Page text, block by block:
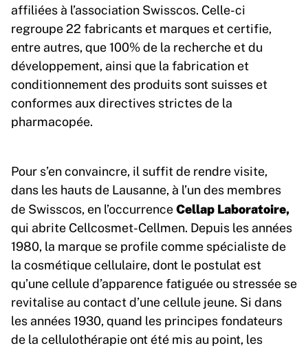
affiliées à l’association Swisscos. Celle-ci
regroupe 22 fabricants et marques et certifie,
entre autres, que 100% de la recherche et du
développement, ainsi que la fabrication et
conditionnement des produits sont suisses et
conformes aux directives strictes de la
pharmacopée.
Pour s’en convaincre, il suffit de rendre visite,
dans les hauts de Lausanne, à l’un des membres
de Swisscos, en l’occurrenceCellap Laboratoire,
qui abrite Cellcosmet-Cellmen. Depuis les années
1980, la marque se profile comme spécialiste de
la cosmétique cellulaire, dont le postulat est
qu’une cellule d’apparence fatiguée ou stressée se
revitalise au contact d’une cellule jeune. Si dans
les années 1930, quand les principes fondateurs
de la cellulothérapie ont été mis au point, les